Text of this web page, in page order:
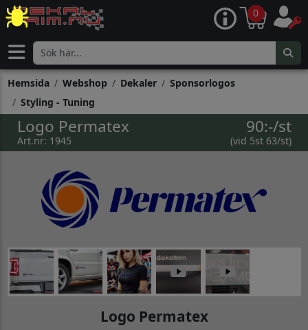
0
Hemsida Webshop Dekaler
Sponsorlogos
Styling - Tuning
Logo Permatex
Art.nr: 1945
90:-/st
(vid 5st 63/st)
Logo Permatex